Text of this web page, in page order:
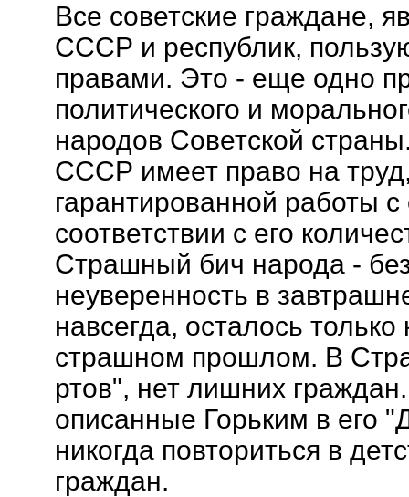
Все советские граждане,
СССР и республик,
правами. Это - еще одно
политического и
народов Советской
СССР имеет право на
гарантированной работы
соответствии с его
Страшный бич народа -
неуверенность в
навсегда, осталось
страшном прошлом. В
ртов", нет лишних
описанные Горьким в его
никогда повториться в
граждан.